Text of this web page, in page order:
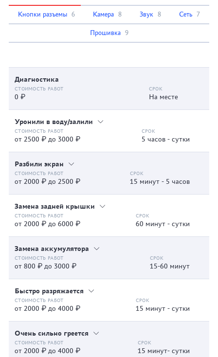
Кнопки разъемы 6 Камера 8 Звук 8 Сеть 7
Прошивка 9
Диагностика
0 ₽ На месте
Уронили в воду/залили
от 2500 ₽ до 3000 ₽ 5 часов - сутки
Разбили экран
от 2000 ₽ до 2500 ₽ 15 минут - 5 часов
Замена задней крышки
от 2000 ₽ до 6000 ₽ 60 минут - сутки
Замена аккумулятора
от 800 ₽ до 3000 ₽ 15-60 минут
Быстро разряжается
от 2000 ₽ до 4000 ₽ 15 минут - сутки
Очень сильно греется
от 2000 ₽ до 4000 ₽ 15 минут- сутки